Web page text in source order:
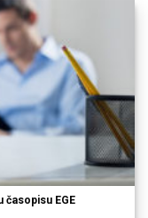
časopisu EGE